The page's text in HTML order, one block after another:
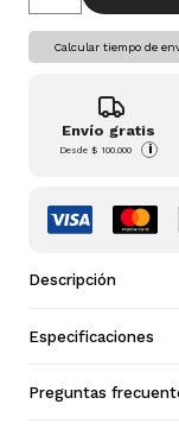
Calcular tiempo de
Envío gratis
Desde$ 100.000 i
Descripción
Especificaciones
Preguntas